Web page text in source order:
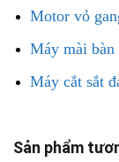
Motor vỏ
Máy mài
Máy cắt sắt
Sản phẩm